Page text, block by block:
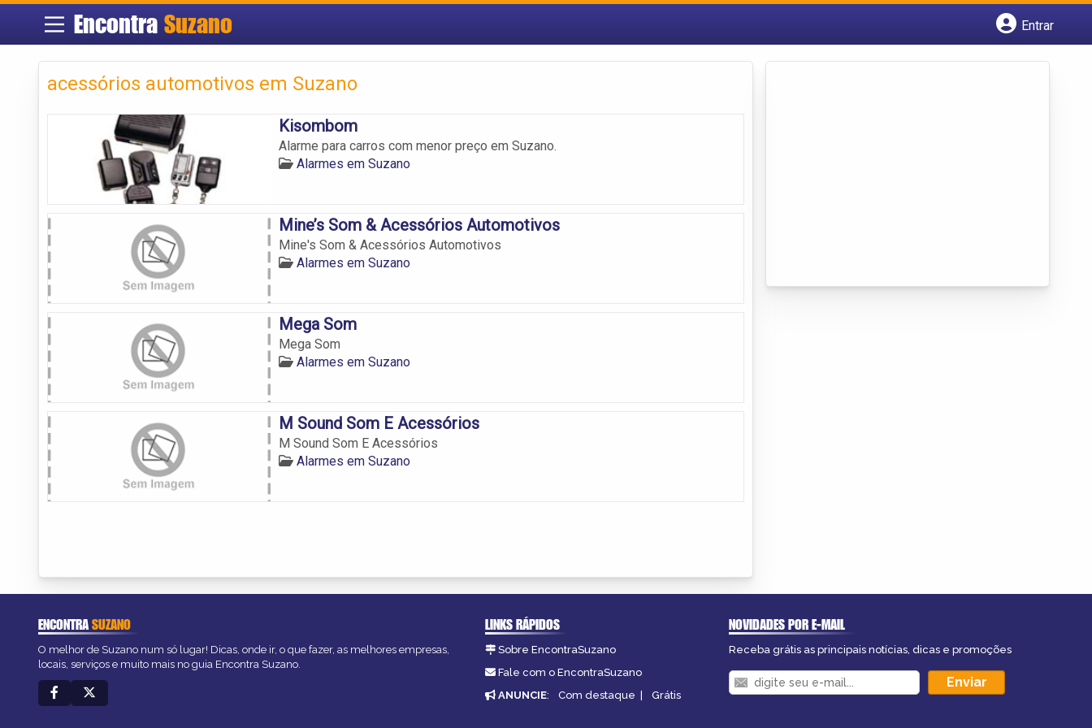
Encontra Suzano
Entrar
acessórios automotivos em Suzano
Kisombom
Alarme para carros com menor preço em Suzano.
Alarmes em Suzano
Mine’s Som & Acessórios Automotivos
Mine's Som & Acessórios Automotivos
Alarmes em Suzano
Mega Som
Mega Som
Alarmes em Suzano
M Sound Som E Acessórios
M Sound Som E Acessórios
Alarmes em Suzano
ENCONTRASUZANO
O melhor de Suzano num só lugar! Dicas, onde ir, o que fazer, as melhores empresas,
locais, serviços e muito mais no guia Encontra Suzano.
LINKS RÁPIDOS
Sobre EncontraSuzano
Fale com o EncontraSuzano
ANUNCIE: Com destaque | Grátis
NOVIDADES POR E-MAIL
Receba grátis as principais notícias, dicas e promoções